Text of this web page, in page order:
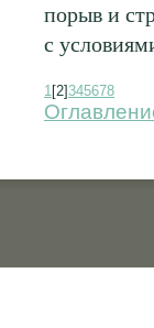
порыв и
с
1 [2]345678